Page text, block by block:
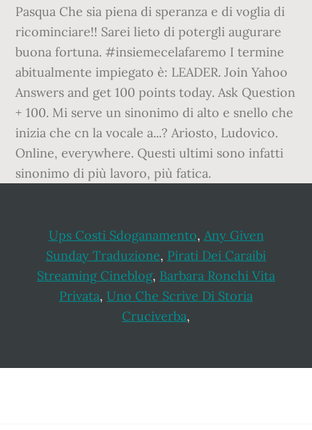
Pasqua Che sia piena di speranza e di voglia di
ricominciare!! Sarei lieto di potergli augurare
buona fortuna. #insiemecelafaremo I termine
abitualmente impiegato è: LEADER. Join Yahoo
Answers and get 100 points today. Ask Question
+ 100. Mi serve un sinonimo di alto e snello che
inizia che cn la vocale a...? Ariosto, Ludovico.
Online, everywhere. Questi ultimi sono infatti
sinonimo di più lavoro, più fatica.
Ups Costi Sdoganamento, Any Given
Sunday Traduzione, Pirati Dei Caraibi
Streaming Cineblog, Barbara Ronchi Vita
Privata, Uno Che Scrive Di Storia
Cruciverba,